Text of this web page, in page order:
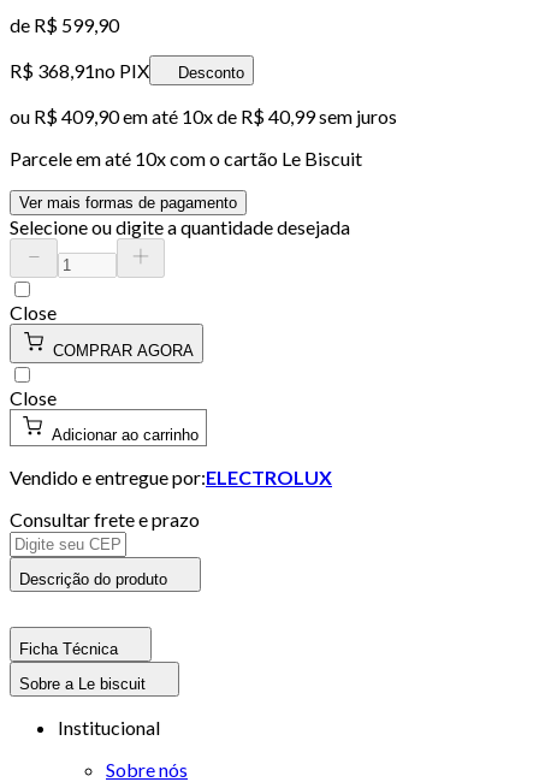
de R$ 599,90
R$ 368,91no PIX Desconto
ou R$ 409,90em até 10x de R$ 40,99 sem juros
Parcele em até 10x com o cartão Le Biscuit
Ver mais formas de pagamento
Selecione ou digite a quantidade desejada
Close
COMPRAR AGORA
Close
Adicionar ao carrinho
Vendido e entregue por:ELECTROLUX
Consultar frete e prazo
Descrição do produto
Ficha Técnica
Sobre a Le biscuit
Institucional
Sobre nós